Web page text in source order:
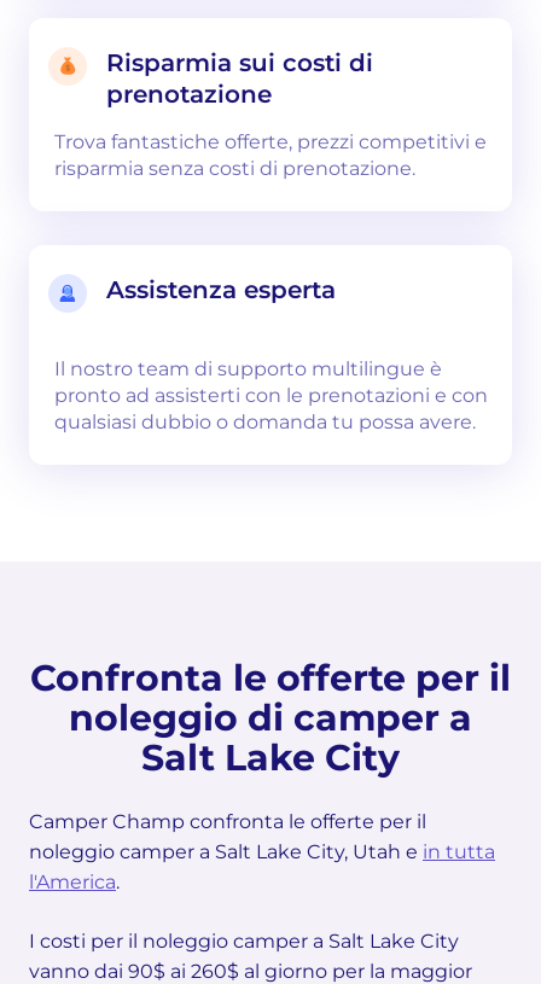
Risparmia sui costi di
prenotazione
Trova fantastiche offerte, prezzi competitivi e
risparmia senza costi di prenotazione.
Assistenza esperta
Il nostro team di supporto multilingue è
pronto ad assisterti con le prenotazioni e con
qualsiasi dubbio o domanda tu possa avere.
Confronta le offerte per il
noleggio di camper a
Salt Lake City
Camper Champ confronta le offerte per il
noleggio camper a Salt Lake City, Utah e in tutta
l'America.
I costi per il noleggio camper a Salt Lake City
vanno dai 90$ ai 260$ al giorno per la maggior